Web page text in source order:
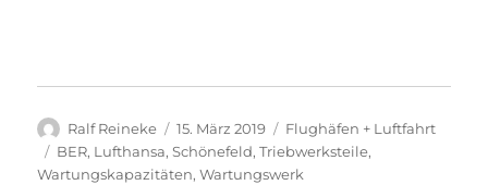
Autor
Ralf Reineke
Veröffentlicht
am
15. März 2019 Kategorien
Flughäfen + Luftfahrt
Schlagwörter
BER, Lufthansa,Schönefeld,Triebwerksteile,
Wartungskapazitäten,Wartungswerk